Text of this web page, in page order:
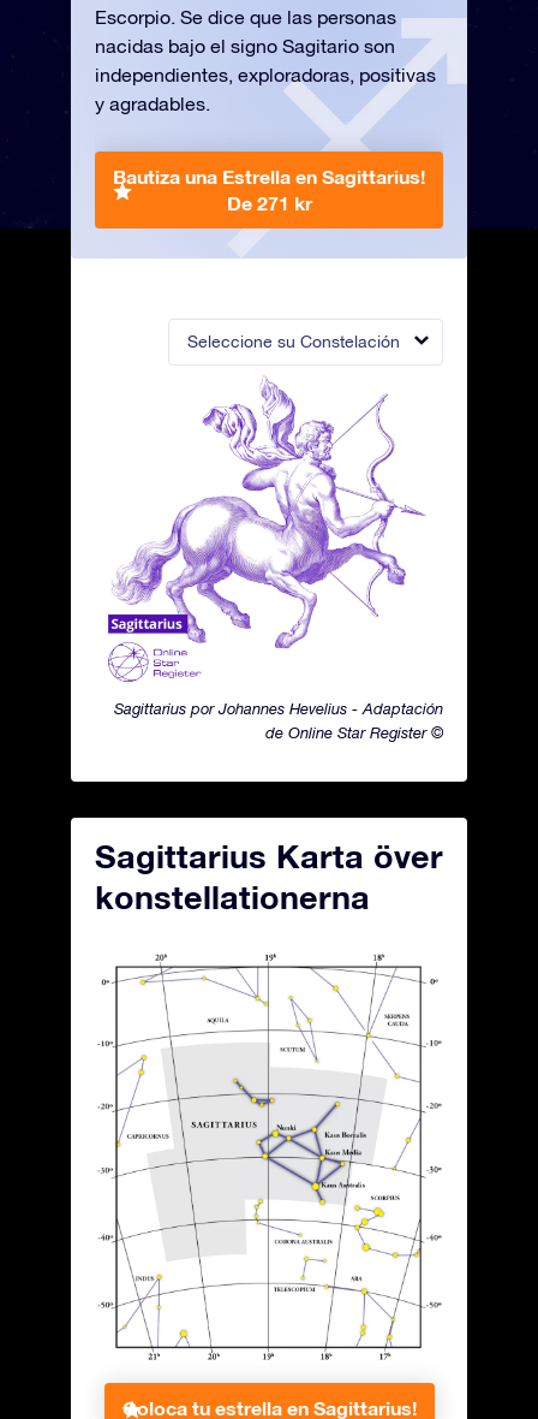
Seleccione su Constelación
Sagittarius por Johannes Hevelius - Adaptación
de Online Star Register ©
Escorpio. Se dice que las personas
nacidas bajo el signo Sagitario son
independientes, exploradoras, positivas
y agradables.
Bautiza una Estrella en Sagittarius!
De 271 kr
Sagittarius Karta över
konstellationerna
Coloca tu estrella en Sagittarius!